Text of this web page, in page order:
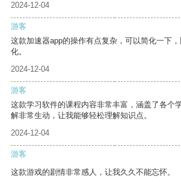
2024-12-04
游客
这款加速器app的操作有点复杂，可以简化一下
化。
2024-12-04
游客
这款学习软件的课程内容非常丰富，涵盖了各个
解非常生动，让我能够轻松理解知识点。
2024-12-04
游客
这款游戏的剧情非常感人，让我久久不能忘怀。